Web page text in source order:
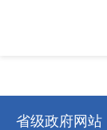
省级政府网站